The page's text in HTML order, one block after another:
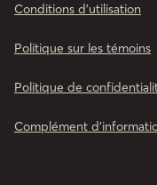
Conditions d’utilisation
Politique sur les témoins
Politique de
Complément